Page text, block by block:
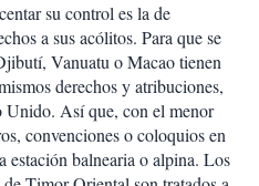
su control es la de
a sus acólitos. Para que se
Vanuatu o Macao tienen
derechos y atribuciones,
Así que, con el menor
convenciones o coloquios en
estación balnearia o alpina. Los